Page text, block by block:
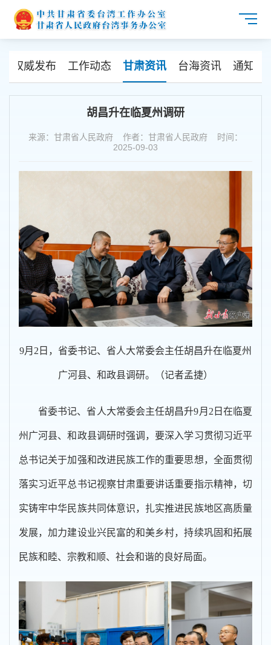
权威发布 工作动态 甘肃资讯 台海资讯 通知公
胡昌升在临夏州调研
来源：甘肃省人民政府 作者：甘肃省人民政府 时间：
2025-09-03
9月2日，省委书记、省人大常委会主任胡昌升在临夏州
广河县、和政县调研。（记者孟捷）
省委书记、省人大常委会主任胡昌升9月2日在临夏
州广河县、和政县调研时强调，要深入学习贯彻习近平
总书记关于加强和改进民族工作的重要思想，全面贯彻
落实习近平总书记视察甘肃重要讲话重要指示精神，切
实铸牢中华民族共同体意识，扎实推进民族地区高质量
发展，加力建设业兴民富的和美乡村，持续巩固和拓展
民族和睦、宗教和顺、社会和谐的良好局面。